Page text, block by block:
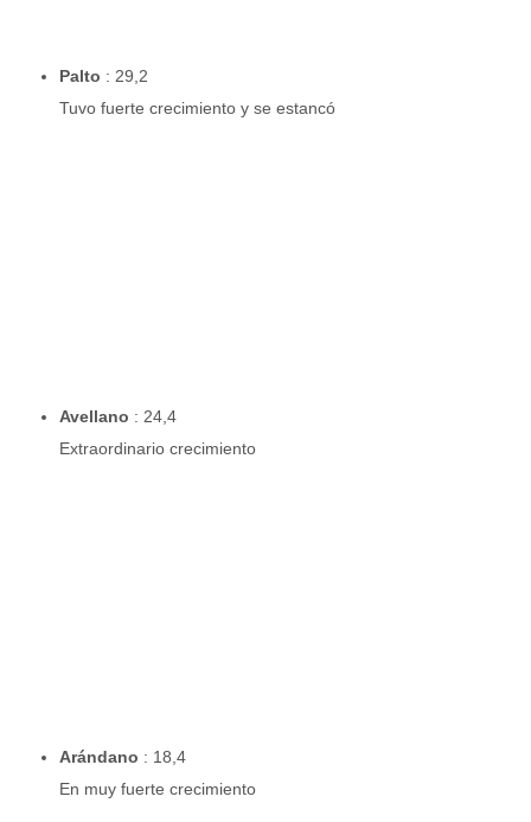
Palto : 29,2
Tuvo fuerte crecimiento y se estancó
Avellano : 24,4
Extraordinario crecimiento
Arándano : 18,4
En muy fuerte crecimiento